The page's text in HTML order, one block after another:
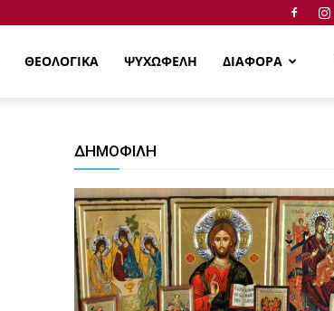
ΘΕΟΛΟΓΙΚΑ ΨΥΧΩΦΕΛΗ ΔΙΑΦΟΡΑ
ΔΗΜΟΦΙΛΗ